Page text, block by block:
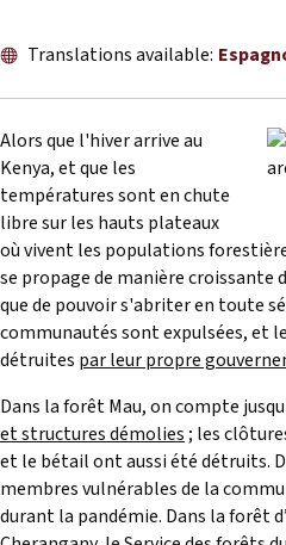
Matériel de formation
Documents d'information
Procédures juridiques
Déclarations
Rapports annuels
Translations available:
Alors que l'hiver arrive au
Kenya, et que les
températures sont en chute
libre sur les hauts plateaux
où vivent les populations
se propage de manière croissante
que de pouvoir s'abriter en toute
communautés sont expulsées, et
détruites par leur propre
Dans la forêt Mau, on compte
et structures démolies; les
et le bétail ont aussi été détruits.
membres vulnérables de la
durant la pandémie. Dans la forêt